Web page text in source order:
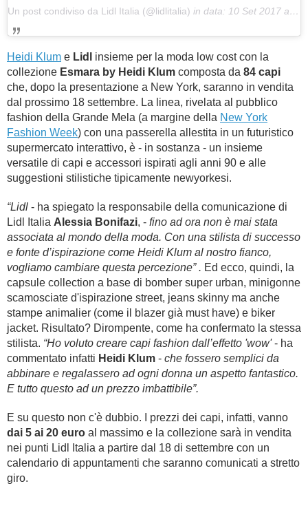
Un post condiviso da Lidl Italia (@lidlitalia) in data: 10 Set 2017 alle ore 06:32 PDT
Heidi Klum e Lidl
insieme per la moda low cost con la
collezione Esmara by Heidi Klum composta da 84 capi
che, dopo la presentazione a New York, saranno in vendita
dal prossimo 18 settembre. La linea, rivelata al pubblico
fashion della Grande Mela (a margine della New York
Fashion Week) con una passerella allestita in un futuristico
supermercato interattivo, è - in sostanza - un insieme
versatile di capi e accessori ispirati agli anni 90 e alle
suggestioni stilistiche tipicamente newyorkesi.
“Lidl - ha spiegato la responsabile della comunicazione di
Lidl Italia Alessia Bonifazi, - fino ad ora non è mai stata
associata al mondo della moda. Con una stilista di successo
e fonte d’ispirazione come Heidi Klum al nostro fianco,
vogliamo cambiare questa percezione” . Ed ecco, quindi, la
capsule collection a base di bomber super urban, minigonne
scamosciate d'ispirazione street, jeans skinny ma anche
stampe animalier (come il blazer già must have) e biker
jacket. Risultato? Dirompente, come ha confermato la stessa
stilista. “Ho voluto creare capi fashion dall’effetto 'wow'- ha
commentato infatti Heidi Klum - che fossero semplici da
abbinare e regalassero ad ogni donna un aspetto fantastico.
E tutto questo ad un prezzo imbattibile”.
E su questo non c'è dubbio. I prezzi dei capi, infatti, vanno
dai 5 ai 20 euro al massimo e la collezione sarà in vendita
nei punti Lidl Italia a partire dal 18 di settembre con un
calendario di appuntamenti che saranno comunicati a stretto
giro.